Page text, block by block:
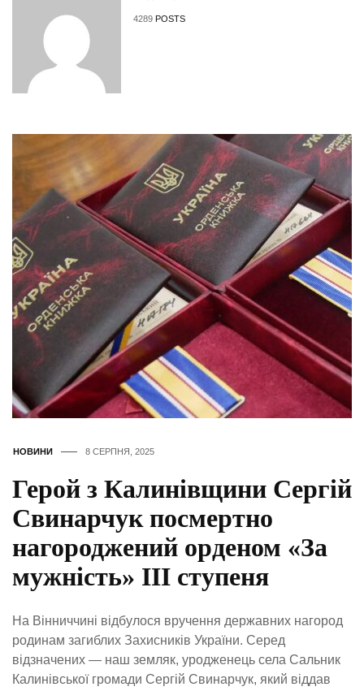
4289 POSTS
НОВИНИ 8 СЕРПНЯ, 2025
Герой з Калинівщини Сергій
Свинарчук посмертно
нагороджений орденом «За
мужність» ІІІ ступеня
На Вінниччині відбулося вручення державних нагород
родинам загиблих Захисників України. Серед
відзначених — наш земляк, уродженець села Сальник
Калинівської громади Сергій Свинарчук, який віддав